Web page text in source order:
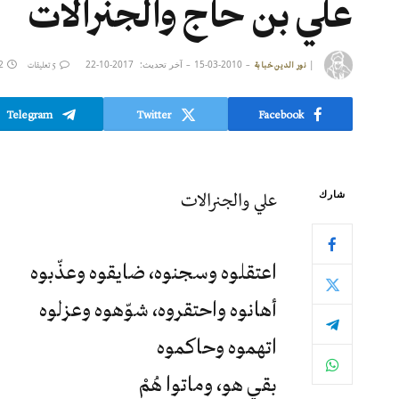
علي بن حاج والجنرالات
| نور الدين خبابة 2010-03-15 آخر تحديث: 2017-10-22 5 تعليقات 2 دقائق قراءة
Facebook
Twitter
Telegram
شارك علي والجنرالات
اعتقلوه وسجنوه، ضايقوه وعذّبوه
أهانوه واحتقروه، شوّهوه وعزلوه
اتهموه وحاكموه
بقي هو، وماتوا هُمْ